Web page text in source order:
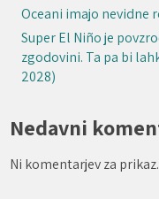
Oceani imajo nevidne
Super El Niño je
zgodovini. Ta pa bi
2028)
Nedavni
Ni komentarjev za prikaz.